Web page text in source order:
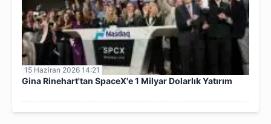
15 Haziran 2026 14:21
Gina Rinehart'tan SpaceX'e 1 Milyar Dolarlık Yatırım